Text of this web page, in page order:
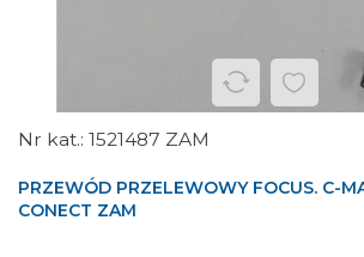
1521487 ZAM
PRZEWÓD PRZELEWOWY FOCUS. C-
CONECT ZAM